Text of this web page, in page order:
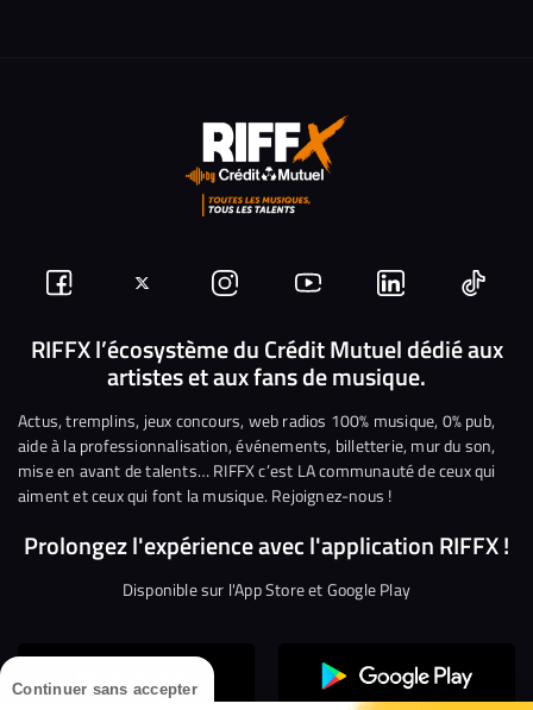
Continuer sans accepter
Suivez-
nous
Facebook
Suivez-
nous
sur
Twitter
Nous
rejoindre
sur
Instagram
Nous
rejoindre
sur
YouTube
Nous
rejoindre
sur
Linkedin
Nous
RIFFX l’écosystème du Crédit Mutuel dédié aux
artistes et aux fans de musique.
Actus, tremplins, jeux concours, web radios 100% musique, 0% pub,
aide à la professionnalisation, événements, billetterie, mur du son,
mise en avant de talents… RIFFX c’est LA communauté de ceux qui
aiment et ceux qui font la musique. Rejoignez-nous !
Prolongez l'expérience avec l'application RIFFX !
Disponible sur l'App Store et Google Play